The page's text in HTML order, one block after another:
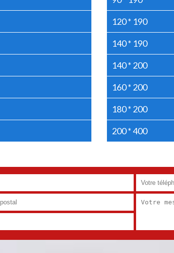
120 * 190
140 * 190
140 * 200
160 * 200
180 * 200
200 * 400